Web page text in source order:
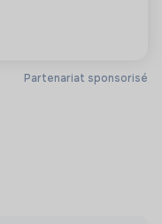
Partenariat sponsorisé